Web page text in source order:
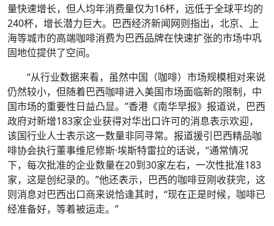
量快速增长，但人均年消费量仅为16杯，远低于全球平均的
240杯，增长潜力巨大。巴西经济新闻网则指出，北京、上
海等城市的高端咖啡消费为巴西品牌在快速扩张的市场中巩
固地位提供了空间。
“从行业数据来看，虽然中国（咖啡）市场规模相对来说
仍然较小，但随着巴西咖啡进入美国市场面临新的限制，中
国市场的重要性日益凸显。”香港《南华早报》报道说，巴西
政府对新增183家企业获得对华出口许可的消息表示欢迎，
该国行业人士表示这一数量非同寻常。报道援引巴西精品咖
啡协会执行董事维尼修斯·埃斯特雷拉的话说，“通常情况
下，每次批准的企业数量在20到30家左右，一次性批准183
家，这是创纪录的。”他还表示，巴西的咖啡豆刚收获完，这
则消息对巴西出口商来说恰逢其时，“现在正是时候，咖啡已
经准备好，等着被运走。”